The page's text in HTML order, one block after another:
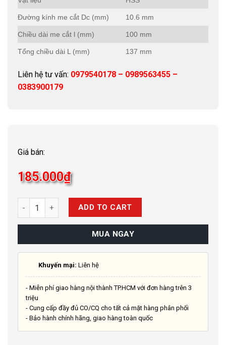
Đường kính me cắt Dc (mm) 10.6 mm
Chiều dài me cắt l (mm) 100 mm
Tổng chiều dài L (mm) 137 mm
Liên hệ tư vấn: 0979540178 – 0989563455 –
0383900179
Giá bán:
185.000₫
Quantity ADD TO CART
MUA NGAY
Khuyến mại: Liên hệ
- Miễn phí giao hàng nội thành TP.HCM với đơn hàng trên 3
triệu
- Cung cấp đầy đủ CO/CQ cho tất cả mặt hàng phân phối
- Bảo hành chính hãng, giao hàng toàn quốc